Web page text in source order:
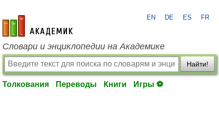
academic.ru
EN DE ES FR
Словари и энциклопедии на Академике
Найти!
Толкования Переводы Книги Игры ⚽